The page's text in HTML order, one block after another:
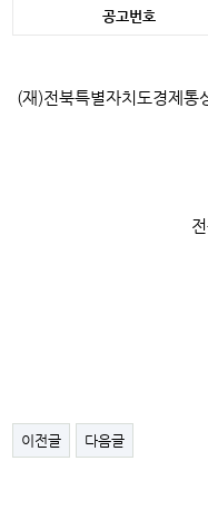
공고번호
(재)전북특별자치도경제
이전글 다음글